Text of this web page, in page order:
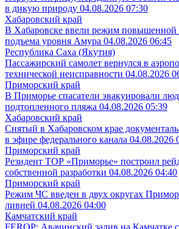
в дикую природу 04.08.2026 07:30
Хабаровский край
В Хабаровске ввели режим повышенной
подъема уровня Амура 04.08.2026 06:45
Республика Саха (Якутия)
Пассажирский самолет вернулся в
технической неисправности 04.08.2026
Приморский край
В Приморье спасатели эвакуировали
подтопленного пляжа 04.08.2026 05:39
Хабаровский край
Снятый в Хабаровском крае
в эфире федерального канала 04.08.2026
Приморский край
Резидент ТОР «Приморье» построил
собственной разработки 04.08.2026 04:40
Приморский край
Режим ЧС введен в двух округах
ливней 04.08.2026 04:00
Камчатский край
FEROP: Авачинский залив на Камчатке